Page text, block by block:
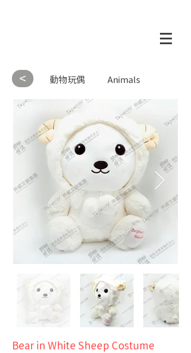
< 動物玩偶 Animals
Bear in White Sheep Costume